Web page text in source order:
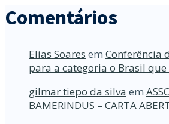
Comentários
Elias Soares em Conferência
para a categoria o Brasil
gilmar tiepo da silva em
BAMERINDUS – CARTA